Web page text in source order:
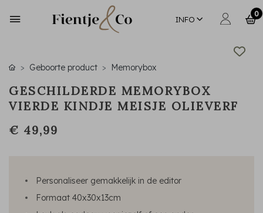
INFO
0
Geboorte product Memorybox
GESCHILDERDE MEMORYBOX
VIERDE KINDJE MEISJE OLIEVERF
€ 49,99
Personaliseer gemakkelijk in de editor
Formaat 40x30x13cm